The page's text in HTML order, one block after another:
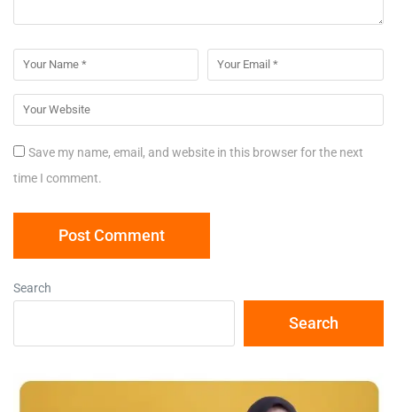
Save my name, email, and website in this browser for the next
time I comment.
Search
Search